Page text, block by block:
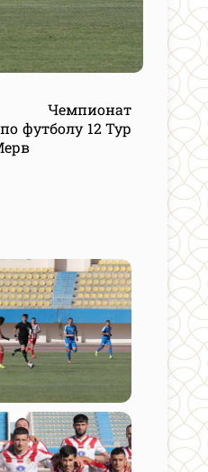
Чемпионат
футболу 12 Тур